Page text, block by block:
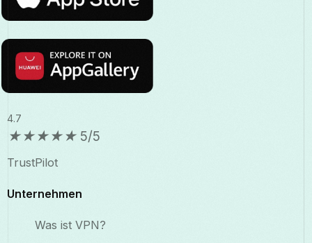
4.7
★★★★★ 5/5
TrustPilot
Unternehmen
Was ist VPN?